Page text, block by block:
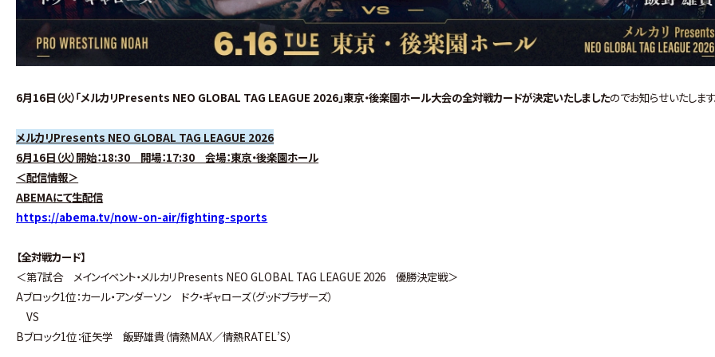
6月16日（火）「メルカリPresents NEO GLOBAL TAG LEAGUE 2026」東京・後楽園ホール大会の全対戦カードが決定いたしましたのでお知らせいたします
メルカリPresents NEO GLOBAL TAG LEAGUE 2026
6月16日（火）開始：18:30 開場：17:30 会場：東京・後楽園ホール
＜配信情報＞
ABEMAにて生配信
https://abema.tv/now-on-air/fighting-sports
【全対戦カード】
＜第7試合 メインイベント・メルカリPresents NEO GLOBAL TAG LEAGUE 2026 優勝決定戦＞
Aブロック1位：カール・アンダーソン ドク・ギャローズ（グッドブラザーズ）
VS
Bブロック1位：征矢学 飯野雄貴（情熱MAX／情熱RATEL’S）